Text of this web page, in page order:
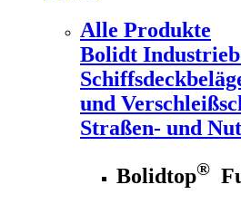
Alle Produkte
Bolidt
und
Straßen- und
Bolidtop®